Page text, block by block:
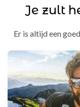
Je zult
Er is altijd een